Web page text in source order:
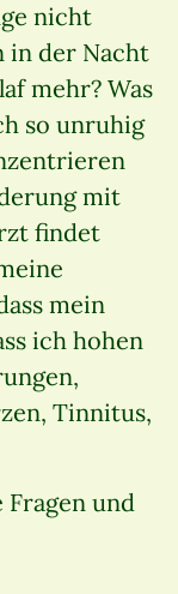
nicht
in der Nacht
mehr? Was
so unruhig
mit
findet
mein
ich hohen
Tinnitus,
und